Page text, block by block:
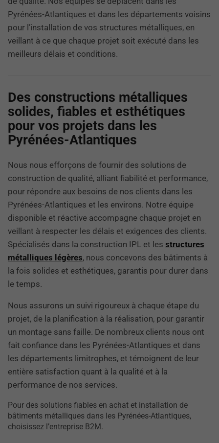
Pyrénées-Atlantiques et dans les départements voisins
pour l’installation de vos structures métalliques, en
veillant à ce que chaque projet soit exécuté dans les
meilleurs délais et conditions.
Des constructions métalliques
solides, fiables et esthétiques
pour vos projets dans les
Pyrénées-Atlantiques
Nous nous efforçons de fournir des solutions de
construction de qualité, alliant fiabilité et performance,
pour répondre aux besoins de nos clients dans les
Pyrénées-Atlantiques et les environs. Notre équipe
disponible et réactive accompagne chaque projet en
veillant à respecter les délais et exigences des clients.
Spécialisés dans la construction IPL et les structures
métalliques légères, nous concevons des bâtiments à
la fois solides et esthétiques, garantis pour durer dans
le temps.
Nous assurons un suivi rigoureux à chaque étape du
projet, de la planification à la réalisation, pour garantir
un montage sans faille. De nombreux clients nous ont
fait confiance dans les Pyrénées-Atlantiques et dans
les départements limitrophes, et témoignent de leur
entière satisfaction quant à la qualité et à la
performance de nos services.
Pour des solutions fiables en achat et installation de
bâtiments métalliques dans les Pyrénées-Atlantiques,
choisissez l’entreprise B2M.